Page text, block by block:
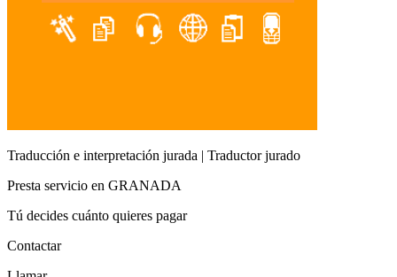
Traducción e interpretación jurada | Traductor jurado
Presta servicio en GRANADA
Tú decides cuánto quieres pagar
Contactar